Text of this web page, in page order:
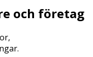
och företag